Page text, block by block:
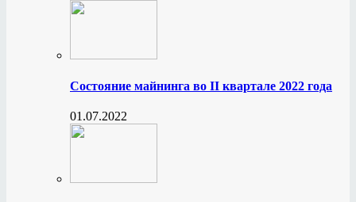
Состояние майнинга во II квартале 2022 года
01.07.2022